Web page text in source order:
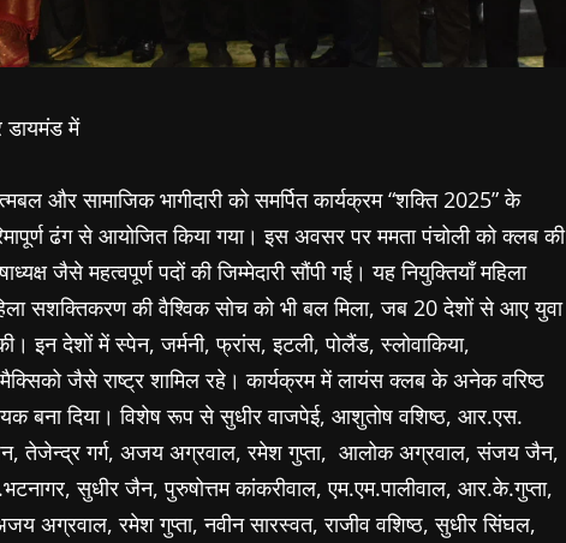
डायमंड में
और सामाजिक भागीदारी को समर्पित कार्यक्रम “शक्ति 2025” के
ढंग से आयोजित किया गया। इस अवसर पर ममता पंचोली को क्लब की
जैसे महत्वपूर्ण पदों की जिम्मेदारी सौंपी गई। यह नियुक्तियाँ महिला
सशक्तिकरण की वैश्विक सोच को भी बल मिला, जब 20 देशों से आए युवा
इन देशों में स्पेन, जर्मनी, फ्रांस, इटली, पोलैंड, स्लोवाकिया,
मैक्सिको जैसे राष्ट्र शामिल रहे। कार्यक्रम में लायंस क्लब के अनेक वरिष्ठ
बना दिया। विशेष रूप से सुधीर वाजपेई, आशुतोष वशिष्ठ, आर.एस.
तेजेन्द्र गर्ग, अजय अग्रवाल, रमेश गुप्ता, आलोक अग्रवाल, संजय जैन,
सुधीर जैन, पुरुषोत्तम कांकरीवाल, एम.एम.पालीवाल, आर.के.गुप्ता,
अग्रवाल, रमेश गुप्ता, नवीन सारस्वत, राजीव वशिष्ठ, सुधीर सिंघल,